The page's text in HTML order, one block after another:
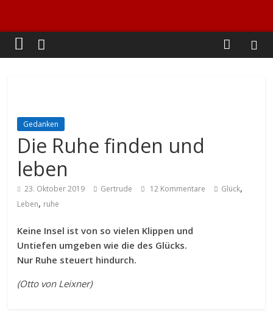
Gedanken
Die Ruhe finden und
leben
23. Oktober 2019 Gertrude 12 Kommentare Glück,
Leben, ruhe
Keine Insel ist von so vielen Klippen und
Untiefen umgeben wie die des Glücks.
Nur Ruhe steuert hindurch.
(Otto von Leixner)